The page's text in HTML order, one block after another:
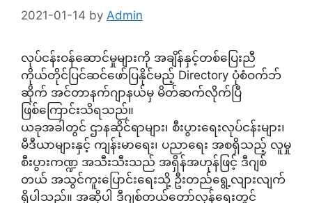
2021-01-14 by Admin
လုပ်ငန်းဝန်ဆောင်မှုများကို အချိန်နှင့်တစ်ပြေးညီ
ကိုယ်တိုင်ပြင်ဆင်ဖော်ပြနိုင်မည့် Directory ပုံစံဝက်ဘ်
ဆိုက် အင်တာနက်ဂျာနယ်မှ မိတ်ဆက်လိုက်ပြီ
ဖြစ်ကြောင်းသိရသည်။
ယခုအခါတွင် ဌာနဆိုင်ရာများ၊ စီးပွားရေးလုပ်ငန်းများ၊
မီဒီယာများနှင့် ကျန်းမာရေး၊ ပညာရေး အစရှိသည့် လူမှု
စီးပွားကဏ္ဍ အသီးသီးသည် အရှိန်အဟုန်ဖြင့် ဒီဂျစ်
တယ် အသွင်ကူးပြောင်းရေးသို့ ဦးတည်ရွေ့လျားလျက်
ရှိပါသည်။ အဆိုပါ ဒီဂျစ်တယ်တော်လှန်ရေးတွင်